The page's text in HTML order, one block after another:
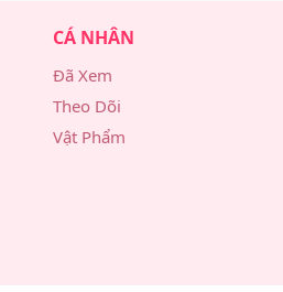
CÁ NHÂN
Đã Xem
Theo Dõi
Vật Phẩm